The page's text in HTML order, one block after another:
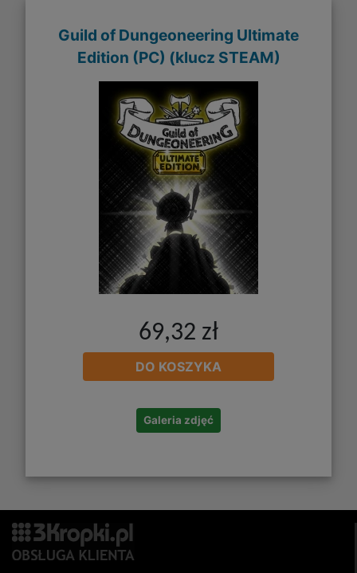
Guild of Dungeoneering Ultimate
Edition (PC) (klucz STEAM)
69,32 zł
DO KOSZYKA
Galeria zdjęć